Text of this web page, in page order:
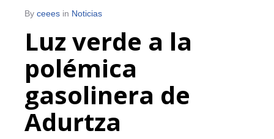
By ceees in Noticias
Luz verde a la
polémica
gasolinera de
Adurtza